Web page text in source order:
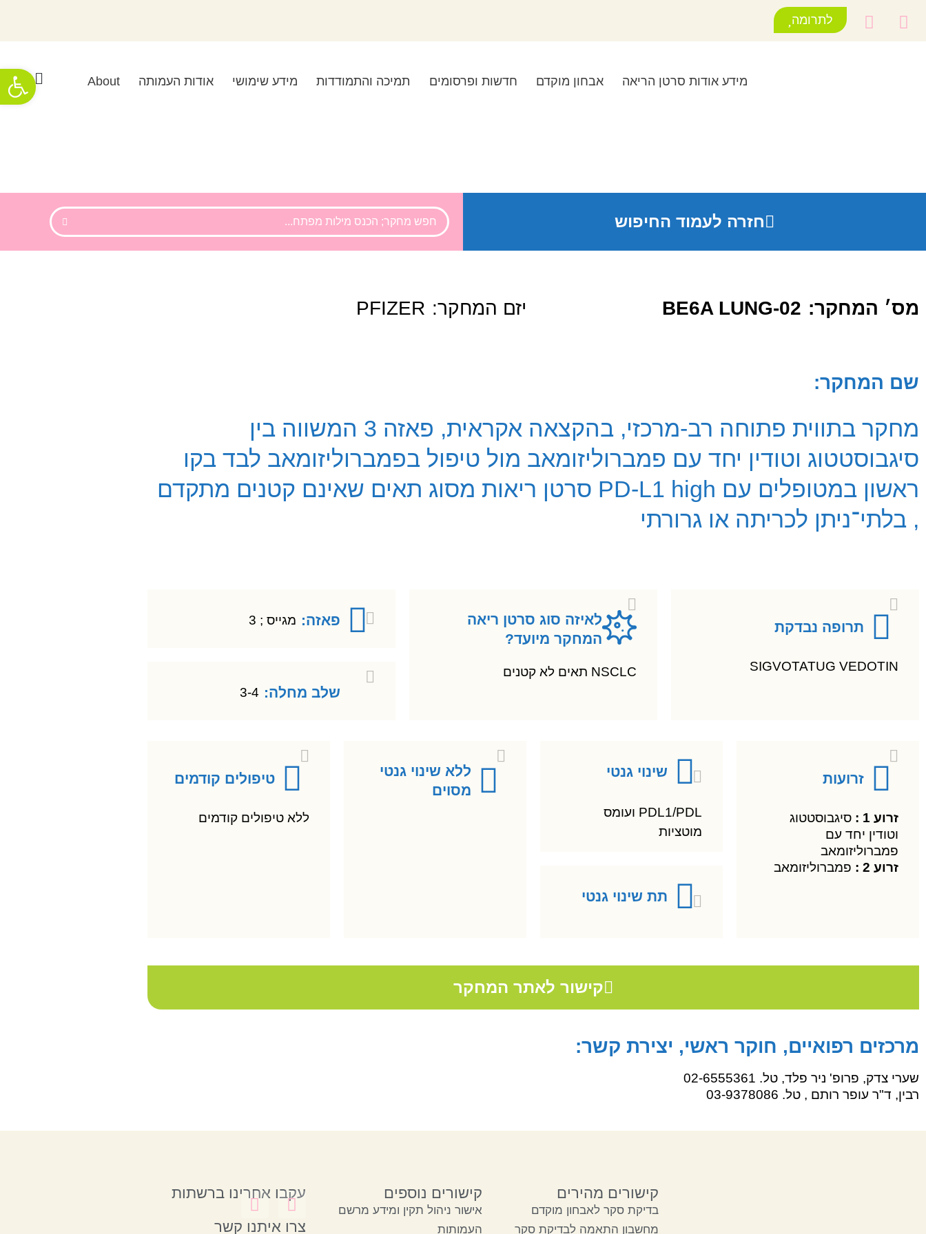
לתרומה
מידע אודות סרטן הריאה אבחון מוקדם חדשות ופרסומים תמיכה והתמודדות מידע שימושי אודות העמותה About
חזרה לעמוד החיפוש
מס׳ המחקר: BE6A LUNG-02 יזם המחקר: PFIZER
שם המחקר:
מחקר בתווית פתוחה רב-מרכזי, בהקצאה אקראית, פאזה 3 המשווה בין
סיגבוסטטוג וטודין יחד עם פמברוליזומאב מול טיפול בפמברוליזומאב לבד בקו
ראשון במטופלים עם PD-L1 high סרטן ריאות מסוג תאים שאינם קטנים מתקדם
, בלתי־ניתן לכריתה או גרורתי
תרופה נבדקת
SIGVOTATUG VEDOTIN
לאיזה סוג סרטן ריאה
המחקר מיועד?
NSCLC תאים לא קטנים
פאזה: מגייס ; 3
שלב מחלה: 3-4
זרועות
זרוע 1 :
סיגבוסטטוג
וטודין יחד עם
פמברוליזומאב
זרוע 2 :
פמברוליזומאב
שינוי גנטי
PDL1/PDL ועומס
מוטציות
תת שינוי גנטי
ללא שינוי גנטי
מסוים
טיפולים קודמים
ללא טיפולים קודמים
קישור לאתר המחקר
מרכזים רפואיים, חוקר ראשי, יצירת קשר:
שערי צדק, פרופ' ניר פלד, טל. 02-6555361
רבין, ד"ר עופר רותם , טל. 03-9378086
קישורים מהירים
בדיקת סקר לאבחון מוקדם
מחשבון התאמה לבדיקת סקר
קישורים נוספים
אישור ניהול תקין ומידע מרשם
העמותות
עקבו אחרינו ברשתות
צרו איתנו קשר
פתח